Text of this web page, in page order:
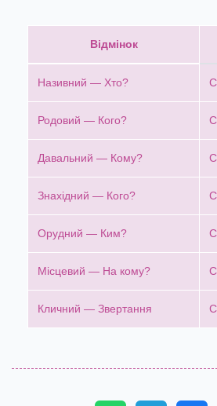
Відмінок
Називний — Хто?
Родовий — Кого?
Давальний — Кому?
Знахідний — Кого?
Орудний — Ким?
Місцевий — На кому?
Кличний — Звертання